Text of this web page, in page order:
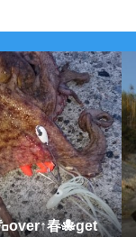
over↑春🐙get